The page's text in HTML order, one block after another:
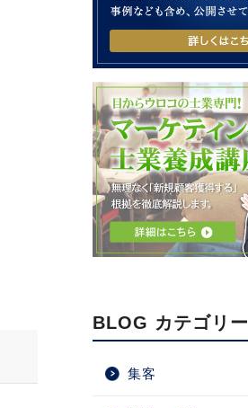
BLOG カテゴリー
集客